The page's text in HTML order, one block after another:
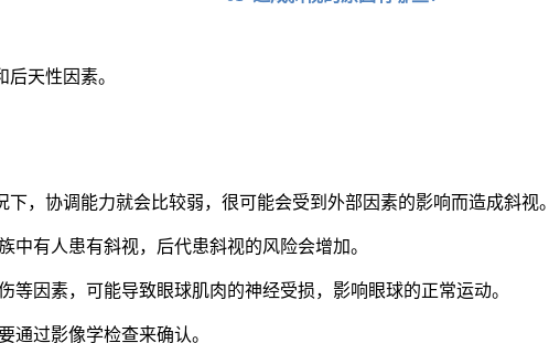
天性因素。
下，协调能力就会比较弱，很可能会受到外部因素的影响而造成斜视。
中有人患有斜视，后代患斜视的风险会增加。
等因素，可能导致眼球肌肉的神经受损，影响眼球的正常运动。
通过影像学检查来确认。